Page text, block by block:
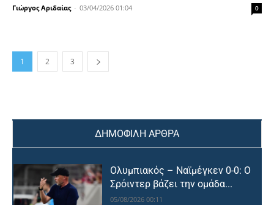
Γιώργος Αριδαίας - 03/04/2026 01:04 0
1 2 3
ΔΗΜΟΦΙΛΗ ΑΡΘΡΑ
Ολυμπιακός – Ναϊμέγκεν 0-0: Ο
Σρόιντερ βάζει την ομάδα...
05/08/2026 00:11